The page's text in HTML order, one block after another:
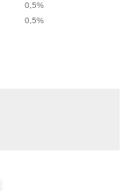
0,5%
0,5%